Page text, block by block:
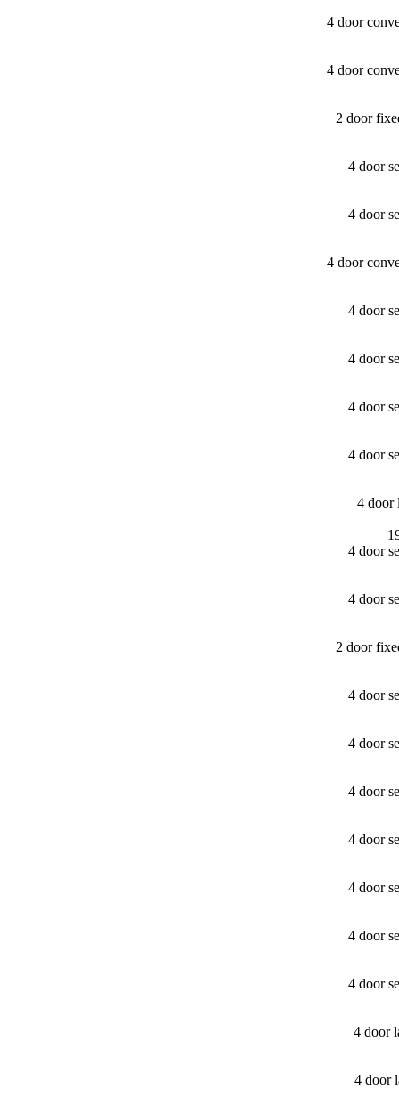
4 door
4 door
2 door
4 door
4 door
4 door
4 door
4 door
4 door
4 door
4 door
4 door
4 door
2 door
4 door
4 door
4 door
4 door
4 door
4 door
4 door
4 door
4 door